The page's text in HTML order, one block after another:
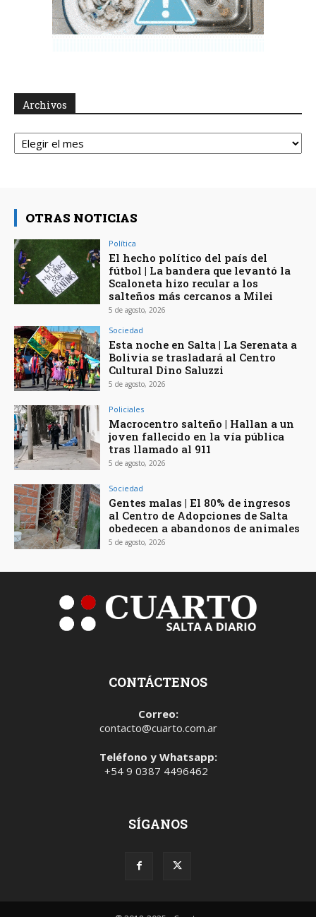
Archivos
Archivos
OTRAS NOTICIAS
Política
El hecho político del país del
fútbol | La bandera que levantó la
Scaloneta hizo recular a los
salteños más cercanos a Milei
5 de agosto, 2026
Sociedad
Esta noche en Salta | La Serenata a
Bolivia se trasladará al Centro
Cultural Dino Saluzzi
5 de agosto, 2026
Policiales
Macrocentro salteño | Hallan a un
joven fallecido en la vía pública
tras llamado al 911
5 de agosto, 2026
Sociedad
Gentes malas | El 80% de ingresos
al Centro de Adopciones de Salta
obedecen a abandonos de animales
5 de agosto, 2026
CONTÁCTENOS
Correo:
contacto@cuarto.com.ar
Teléfono y Whatsapp:
+54 9 0387 4496462
SÍGANOS